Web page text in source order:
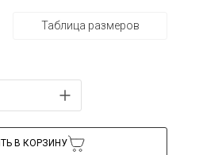
Таблица размеров
В КОРЗИНУ